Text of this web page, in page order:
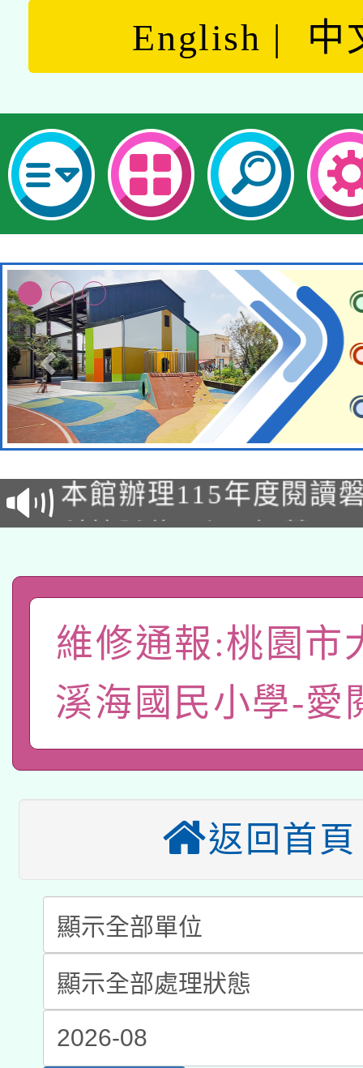
English 中
適應運動共學行動站研
本館辦理115年度閱讀
暨閱讀推動專業研習
科技賦能─人工智慧
「數位內容與教學軟體
pilot」
有關大陸委員會函釋公
薪期間赴陸應申請許可
轉知經濟部水利署委託
業技術研究院辦理「
用水績優單位及節水達
115年8月22日(星期六)
桃園市孔廟祈福系列
開 智慧啟航」
2026年桃園地景藝術節
「2026桃園藝術巡演
適應運動共學行動站研
本館辦理115年度閱讀
暨閱讀推動專業研習
科技賦能─人工智慧
礎課程
A3數位素養講師名單
「數位內容與教學軟體
pilot」
有關大陸委員會函釋公
維修通報:桃園市
溪海國民小學-愛
返回首頁
List
Repair